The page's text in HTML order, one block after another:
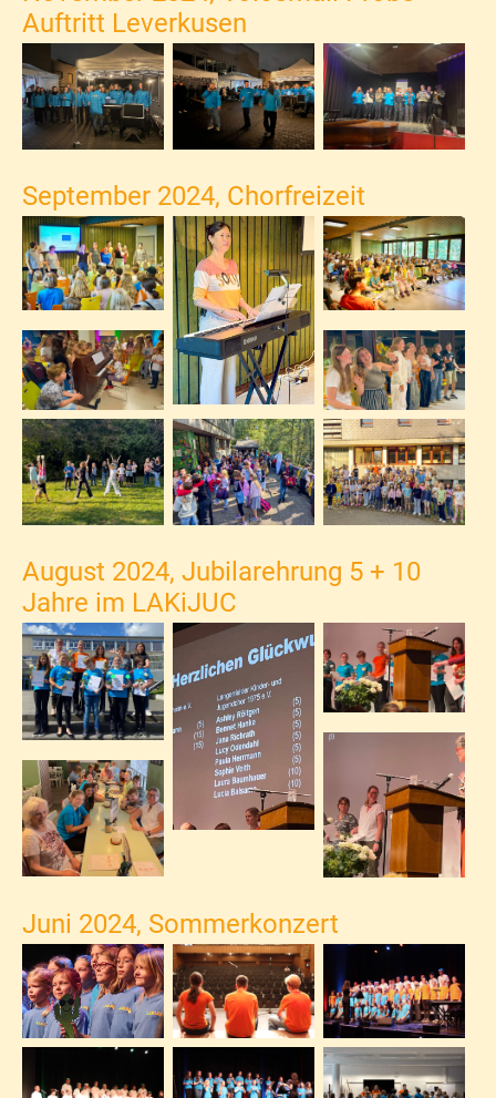
Auftritt Leverkusen
September 2024, Chorfreizeit
August 2024, Jubilarehrung 5 + 10
Jahre im LAKiJUC
Juni 2024, Sommerkonzert